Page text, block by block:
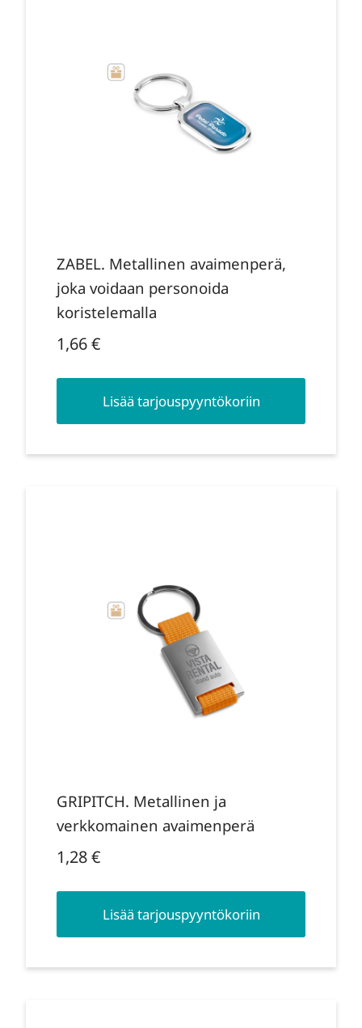
ZABEL. Metallinen avaimenperä,
joka voidaan personoida
koristelemalla
1,66€
Lisää tarjouspyyntökoriin
GRIPITCH. Metallinen ja
verkkomainen avaimenperä
1,28€
Lisää tarjouspyyntökoriin